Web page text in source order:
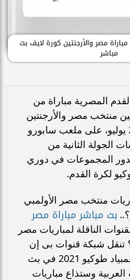
مصر والأرجنتين كورة لايف بث
مباشر
المصرية مباراة من
منتخب مصر والأرجنتين
صباح اليوم الأحد 25 يوليو، على ملعب سابورو
الجولة الثانية من
المجموعات في دوري
لكرة القدم.
منتخب مصر الأولمبي
بث مباشر مباراة مصر
الناقلة لمباريات مصر
تنقل شبكة قنوات بى إن
سبورت مباريات أولمبياد طوكيو 2021 في بث
وستذاع مباريات